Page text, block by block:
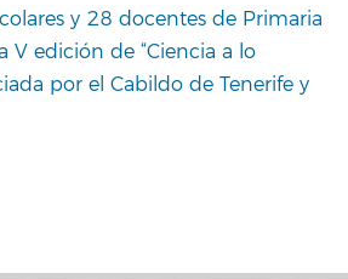
y 28 docentes de Primaria
V edición de “Ciencia a lo
por el Cabildo de Tenerife y